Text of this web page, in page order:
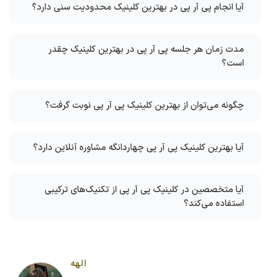
آیا انجام پی آر پی در بهترین کلینیک محدودیت سنی دارد؟
مدت زمان هر جلسه پی آر پی در بهترین کلینیک چقدر
است؟
چگونه می‌توان از بهترین کلینیک پی آر پی نوبت گرفت؟
آیا بهترین کلینیک پی آر پی چهاردانگه مشاوره آنلاین دارد؟
آیا متخصصین در کلینیک پی آر پی از تکنیک‌های ترکیبی
استفاده می‌کند؟
الهه